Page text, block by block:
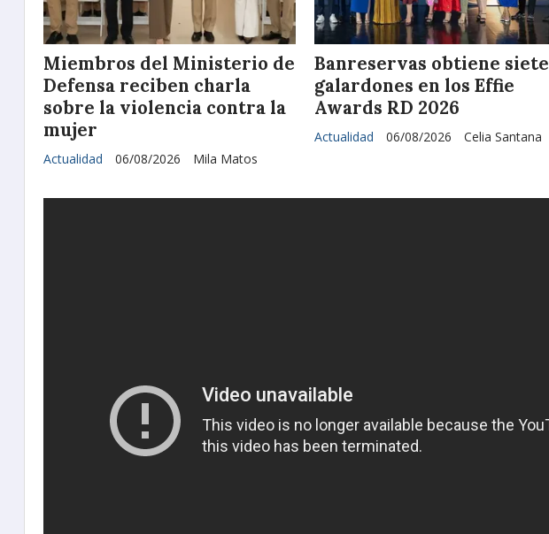
Miembros del Ministerio de
Defensa reciben charla
sobre la violencia contra la
mujer
Mila Matos
Actualidad 06/08/2026
Banreservas obtiene siete
galardones en los Effie
Awards RD 2026
Celia Santana
Actualidad 06/08/2026